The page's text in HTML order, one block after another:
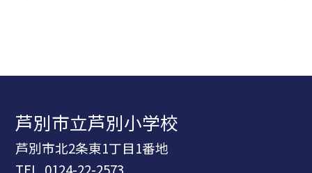
芦別市立芦別小学校
芦別市北2条東1丁目1番地